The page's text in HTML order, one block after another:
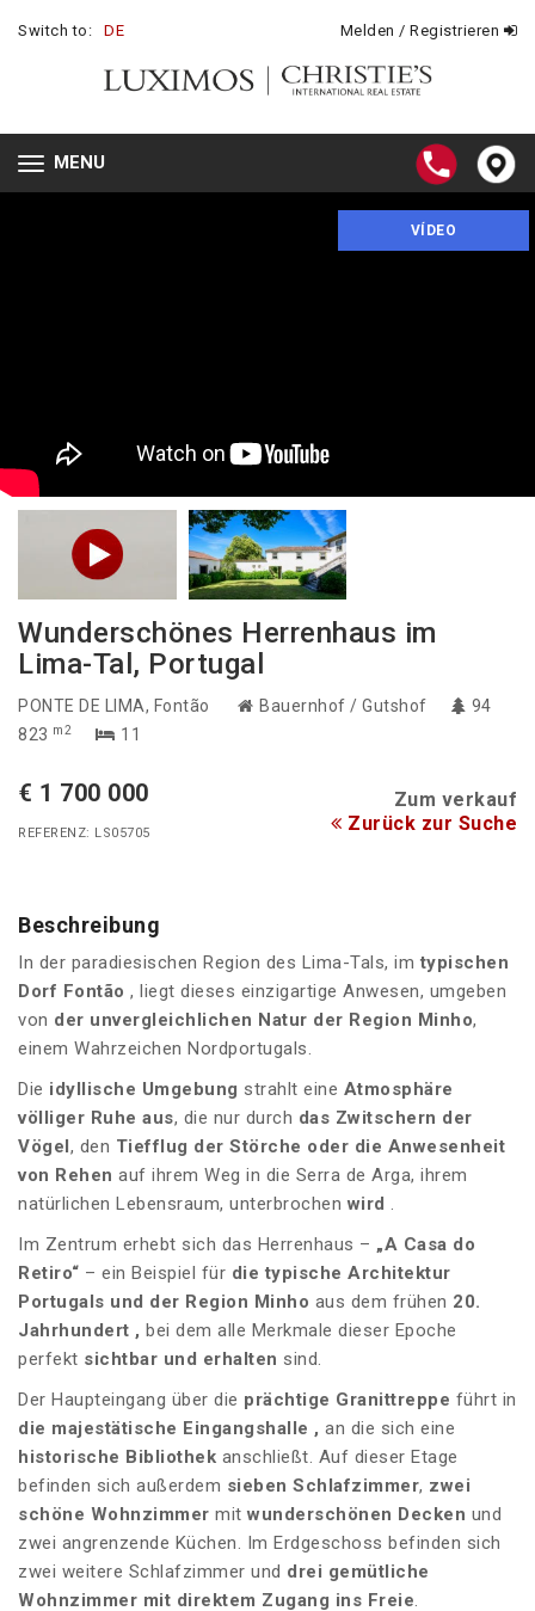
Switch to: DE Melden / Registrieren
Toggle
navigation
MENU
VÍDEO
Wunderschönes Herrenhaus im
Lima-Tal, Portugal
PONTE DE LIMA, Fontão Bauernhof / Gutshof
94
823 m2 11
€ 1 700 000 Zum verkauf
REFERENZ: LS05705 Zurück zur Suche
Beschreibung
In der paradiesischen Region des Lima-Tals, im typischen
Dorf Fontão , liegt dieses einzigartige Anwesen, umgeben
von der unvergleichlichen Natur der Region Minho,
einem Wahrzeichen Nordportugals.
Die idyllische Umgebung strahlt eine Atmosphäre
völliger Ruhe aus, die nur durch das Zwitschern der
Vögel, den Tiefflug der Störche oder die Anwesenheit
von Rehen auf ihrem Weg in die Serra de Arga, ihrem
natürlichen Lebensraum, unterbrochen wird .
Im Zentrum erhebt sich das Herrenhaus – „A Casa do
Retiro“ – ein Beispiel für die typische Architektur
Portugals und der Region Minho aus dem frühen 20.
Jahrhundert , bei dem alle Merkmale dieser Epoche
perfekt sichtbar und erhalten sind.
Der Haupteingang über die prächtige Granittreppe führt in
die majestätische Eingangshalle , an die sich eine
historische Bibliothek anschließt. Auf dieser Etage
befinden sich außerdem sieben Schlafzimmer, zwei
schöne Wohnzimmer mit wunderschönen Decken und
zwei angrenzende Küchen. Im Erdgeschoss befinden sich
zwei weitere Schlafzimmer und drei gemütliche
Wohnzimmer mit direktem Zugang ins Freie.